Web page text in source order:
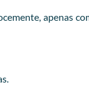
apenas